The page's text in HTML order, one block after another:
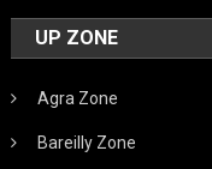
UP ZONE
Agra Zone
Bareilly Zone